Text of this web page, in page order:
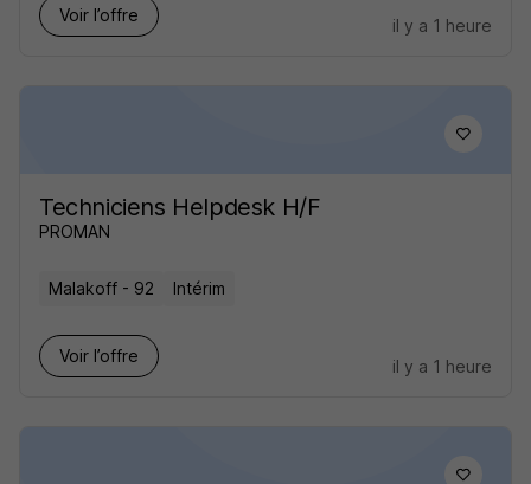
Voir l’offre
il y a 1 heure
Techniciens Helpdesk H/F
PROMAN
Malakoff - 92 Intérim
Voir l’offre
il y a 1 heure